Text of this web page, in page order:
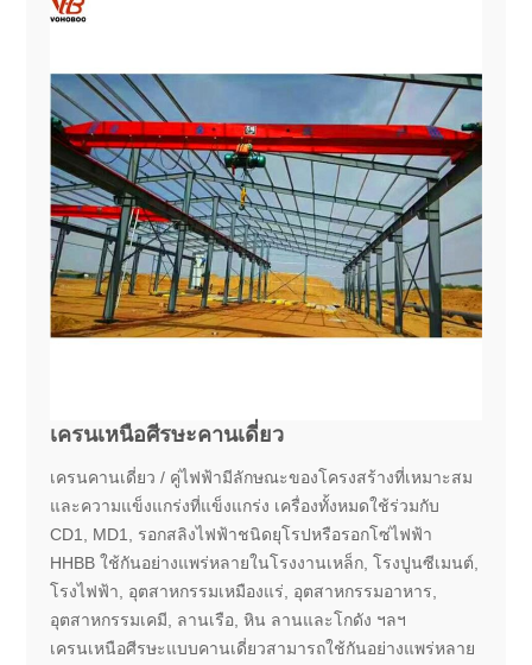
เครนเหนือศีรษะคานเดี่ยว
เครนคานเดี่ยว / คู่ไฟฟ้ามีลักษณะของโครงสร้างที่เหมาะสม
และความแข็งแกร่งที่แข็งแกร่ง เครื่องทั้งหมดใช้ร่วมกับ
CD1, MD1, รอกสลิงไฟฟ้าชนิดยุโรปหรือรอกโซ่ไฟฟ้า
HHBB ใช้กันอย่างแพร่หลายในโรงงานเหล็ก, โรงปูนซีเมนต์,
โรงไฟฟ้า, อุตสาหกรรมเหมืองแร่, อุตสาหกรรมอาหาร,
อุตสาหกรรมเคมี, ลานเรือ, หิน ลานและโกดัง ฯลฯ
เครนเหนือศีรษะแบบคานเดี่ยวสามารถใช้กันอย่างแพร่หลาย